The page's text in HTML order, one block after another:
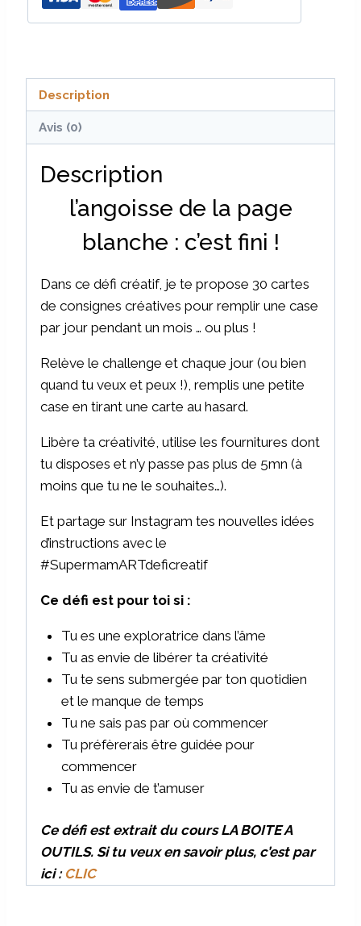
Description
Avis (0)
Description
l’angoisse de la page
blanche : c’est fini !
Dans ce défi créatif, je te propose 30 cartes
de consignes créatives pour remplir une case
par jour pendant un mois … ou plus !
Relève le challenge et chaque jour (ou bien
quand tu veux et peux !), remplis une petite
case en tirant une carte au hasard.
Libère ta créativité, utilise les fournitures dont
tu disposes et n’y passe pas plus de 5mn (à
moins que tu ne le souhaites…).
Et partage sur Instagram tes nouvelles idées
d’instructions avec le
#SupermamARTdeficreatif
Ce défi est pour toi si :
Tu es une exploratrice dans l’âme
Tu as envie de libérer ta créativité
Tu te sens submergée par ton quotidien
et le manque de temps
Tu ne sais pas par où commencer
Tu préfèrerais être guidée pour
commencer
Tu as envie de t’amuser
Ce défi est extrait du cours LA BOITE A
OUTILS. Si tu veux en savoir plus, c’est par
ici : CLIC